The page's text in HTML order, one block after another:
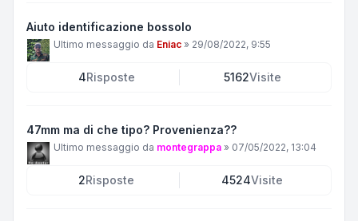
Aiuto identificazione bossolo
Ultimo messaggio da Eniac » 29/08/2022, 9:55
4Risposte 5162Visite
47mm ma di che tipo? Provenienza??
Ultimo messaggio da montegrappa » 07/05/2022, 13:04
2Risposte 4524Visite